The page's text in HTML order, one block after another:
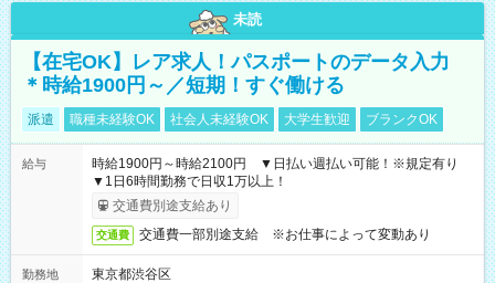
未読
【在宅OK】レア求人！パスポートのデータ入力
＊時給1900円～／短期！すぐ働ける
派遣 職種未経験OK 社会人未経験OK 大学生歓迎 ブランクOK
給与
時給1900円～時給2100円 ▼日払い週払い可能！※規定有り
▼1日6時間勤務で日収1万以上！
交通費別途支給あり
交通費 交通費一部別途支給 ※お仕事によって変動あり
勤務地
東京都渋谷区